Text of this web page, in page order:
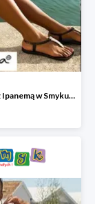
Gorące lato z Ipanemą w Smyku do -30%